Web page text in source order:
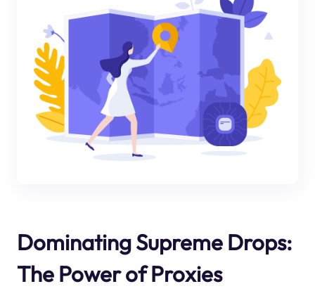
Dominating Supreme Drops:
The Power of Proxies